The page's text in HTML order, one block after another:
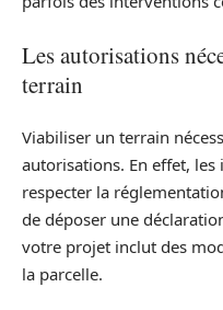
Les autorisations
terrain
Viabiliser un terrain
autorisations. En effet,
respecter la
de déposer une
votre projet inclut des
la parcelle.